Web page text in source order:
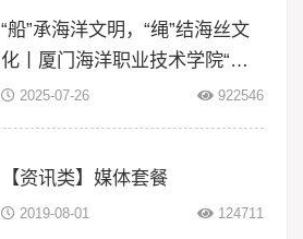
“船”承海洋文明，“绳”结海丝文
化丨厦门海洋职业技术学院“闽
智‘船’奇”实践队赴浙江等地开展
2025-07-26 922546
【资讯类】媒体套餐
2019-08-01 124711